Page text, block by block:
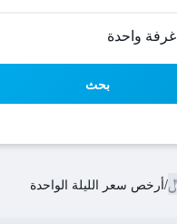
بحث
/أرخص سعر الليلة الواحدة